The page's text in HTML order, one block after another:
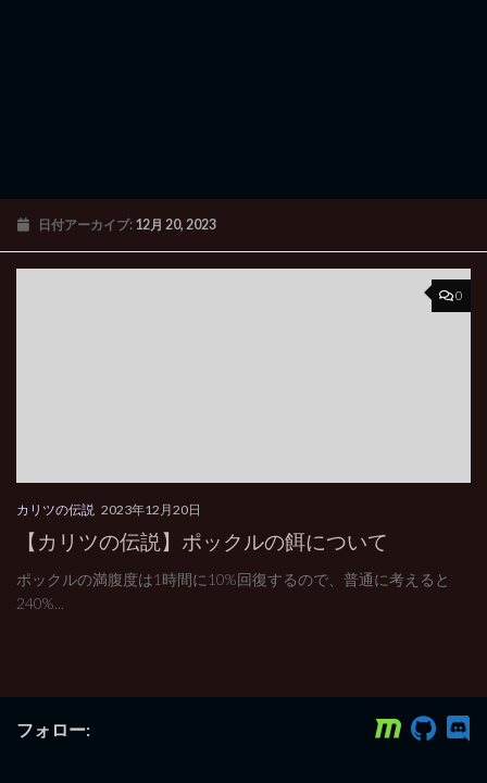
日付アーカイブ: 12月 20, 2023
0
カリツの伝説 2023年12月20日
【カリツの伝説】ポックルの餌について
ポックルの満腹度は1時間に10%回復するので、普通に考えると
240%...
フォロー: